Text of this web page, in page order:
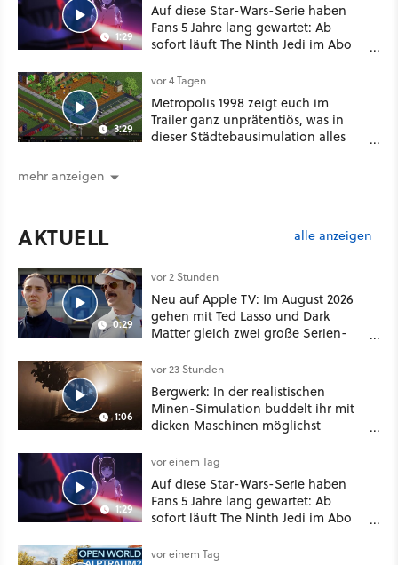
1:29
Auf diese Star-Wars-Serie haben
Fans 5 Jahre lang gewartet: Ab
sofort läuft The Ninth Jedi im Abo
3:29
vor 4 Tagen
Metropolis 1998 zeigt euch im
Trailer ganz unprätentiös, was in
dieser Städtebausimulation alles
mehr anzeigen
AKTUELL alle anzeigen
0:29
vor 2 Stunden
Neu auf Apple TV: Im August 2026
gehen mit Ted Lasso und Dark
Matter gleich zwei große Serien-
1:06
vor 23 Stunden
Bergwerk: In der realistischen
Minen-Simulation buddelt ihr mit
dicken Maschinen möglichst
1:29
vor einem Tag
Auf diese Star-Wars-Serie haben
Fans 5 Jahre lang gewartet: Ab
sofort läuft The Ninth Jedi im Abo
vor einem Tag